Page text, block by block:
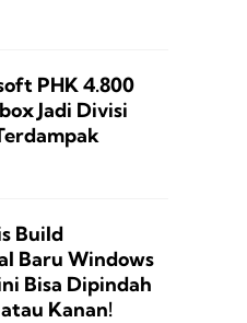
PHK 4.800
Jadi Divisi
Build
Baru Windows
Bisa Dipindah
Kanan!